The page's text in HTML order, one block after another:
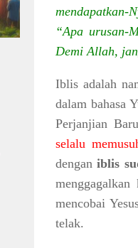
mendapatkan-
“Apa urusan-
Demi Allah,
Iblis adalah
dalam bahasa
Perjanjian
selalu
denganiblis
mencobai
telak.